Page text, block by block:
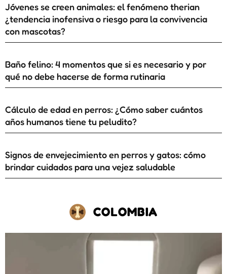
Jóvenes se creen animales: el fenómeno therian
¿tendencia inofensiva o riesgo para la convivencia
con mascotas?
Baño felino: 4 momentos que si es necesario y por
qué no debe hacerse de forma rutinaria
Cálculo de edad en perros: ¿Cómo saber cuántos
años humanos tiene tu peludito?
Signos de envejecimiento en perros y gatos: cómo
brindar cuidados para una vejez saludable
COLOMBIA